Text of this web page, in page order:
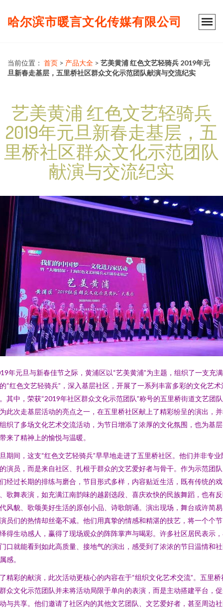
哈尔滨市暖言文化传媒有限公司
当前位置： 首页 > 产品大全 > 艺美黄浦 红色文艺轻骑兵 2019年元
旦新春走基层，五里桥社区群众文化示范团队献演与交流纪实
艺美黄浦 红色文艺轻骑兵
2019年元旦新春走基层，五
里桥社区群众文化示范团队
献演与交流纪实
年元旦与新春佳节之际，黄浦区以“艺美黄浦”为主题，组织了一支充
“红色文艺轻骑兵”，深入基层社区，开展了一系列丰富多彩的文化艺术
其中，荣获“2019年社区群众文化示范团队”称号的五里桥街道文艺团
此次走基层活动的亮点之一，在五里桥社区献上了精彩纷呈的演出，
织了多场文化艺术交流活动，为节日增添了浓厚的文化氛围，也为基
来了精神上的愉悦与温暖。
期间，这支“红色文艺轻骑兵”早早地走进了五里桥社区。他们并非专业
演员，而是来自社区、扎根于群众的文艺爱好者与骨干。作为示范团
经过长期的排练与磨合，节目形式多样，内容贴近生活，既有传统的戏
歌舞表演，如充满江南韵味的越剧选段、喜庆欢快的民族舞蹈，也有
风貌、歌颂美好生活的原创小品、诗歌朗诵。演出现场，舞台或许简
员们的热情却丝毫不减。他们用真挚的情感和精湛的技艺，将一个个
得生动感人，赢得了现场观众的阵阵掌声与喝彩。许多社区居民表示
口就能看到如此高质量、接地气的演出，感受到了浓浓的节日温情和
感。
精彩的献演，此次活动更核心的内容在于“组织文化艺术交流”。五里桥
众文化示范团队并未将活动局限于单向的表演，而是主动搭建平台，
与共享。他们邀请了社区内的其他文艺团队、文艺爱好者，甚至周边